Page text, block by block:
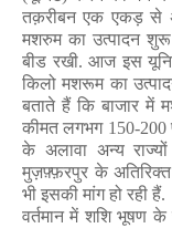
तक़रीबन एक एकड़ से
मशरुम का उत्पादन
बीड रखी. आज इस
किलो मशरूम का
बताते हैं कि बाजार में
कीमत लगभग 150-200
के अलावा अन्य
मुज़फ़्फ़रपुर के अतिरिक्त
भी इसकी मांग हो रही हैं.
वर्तमान में शशि भूषण